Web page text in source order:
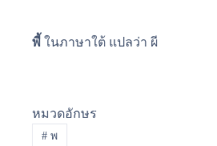
พี้ ในภาษาใต้ แปลว่า ผี
หมวดอักษร
#พ